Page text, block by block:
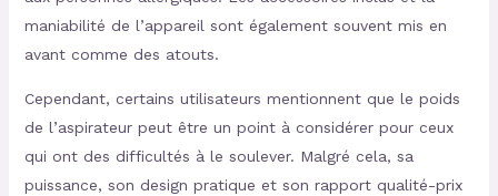
maniabilité de l’appareil sont également souvent mis en
avant comme des atouts.
Cependant, certains utilisateurs mentionnent que le poids
de l’aspirateur peut être un point à considérer pour ceux
qui ont des difficultés à le soulever. Malgré cela, sa
puissance, son design pratique et son rapport qualité-prix